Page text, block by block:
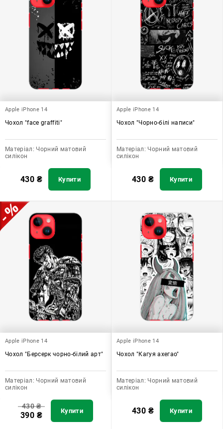
Apple iPhone 14
Чохол "face graffiti"
Матеріал: Чорний матовий
силікон
430 ₴ Купити
Apple iPhone 14
Чохол "Чорно-білі написи"
Матеріал: Чорний матовий
силікон
430 ₴ Купити
Apple iPhone 14
Чохол "Берсерк чорно-білий арт"
Матеріал: Чорний матовий
силікон
430₴
390 ₴ Купити
Apple iPhone 14
Чохол "Кагуя ахегао"
Матеріал: Чорний матовий
силікон
430 ₴ Купити